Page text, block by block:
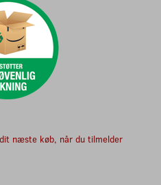
næste køb, når du tilmelder